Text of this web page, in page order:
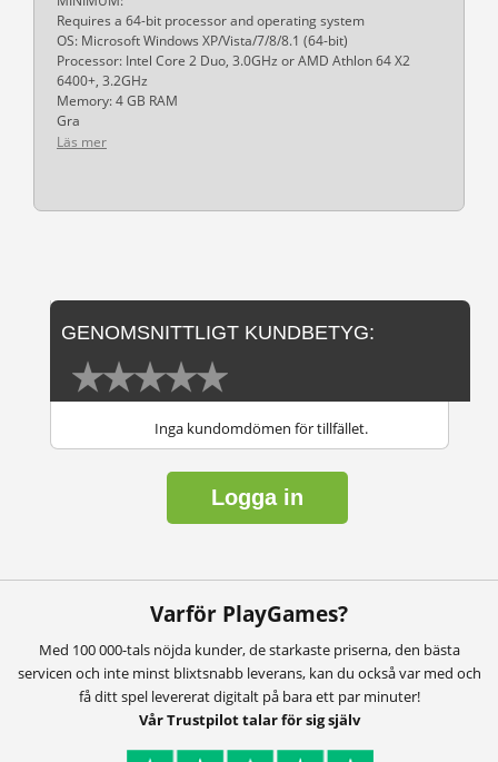
Requires a 64-bit processor and operating system
OS: Microsoft Windows XP/Vista/7/8/8.1 (64-bit)
Processor: Intel Core 2 Duo, 3.0GHz or AMD Athlon 64 X2
6400+, 3.2GHz
Memory: 4 GB RAM
Gra
Läs mer
GENOMSNITTLIGT KUNDBETYG:
Inga kundomdömen för tillfället.
Logga in
Varför PlayGames?
Med 100 000-tals nöjda kunder, de starkaste priserna, den bästa
servicen och inte minst blixtsnabb leverans, kan du också var med och
få ditt spel levererat digitalt på bara ett par minuter!
Vår Trustpilot talar för sig själv